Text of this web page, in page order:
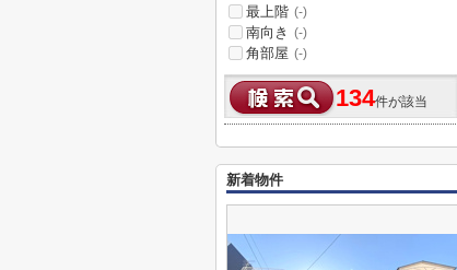
最上階 (-)
南向き (-)
角部屋 (-)
134件が該当
新着物件